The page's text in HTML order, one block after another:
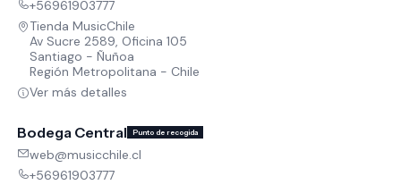
+56961903777
Tienda MusicChile
Av Sucre 2589, Oficina 105
Santiago - Ñuñoa
Región Metropolitana - Chile
Ver más detalles
Bodega Central Punto de recogida
web@musicchile.cl
+56961903777